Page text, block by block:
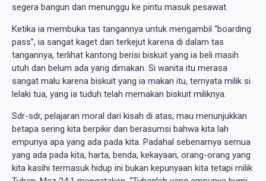
segera bangun dan menunggu ke pintu masuk pesawat.
Ketika ia membuka tas tangannya untuk mengambil “boarding
pass”, ia sangat kaget dan terkejut karena di dalam tas
tangannya, terlihat kantong berisi biskuit yang ia beli masih
utuh dan belum ada yang dimakan. Si wanita itu merasa
sangat malu karena biskuit yang ia makan itu, ternyata milik si
lelaki tua, yang ia tuduh telah memakan biskuit miliknya.
Sdr-sdr, pelajaran moral dari kisah di atas, mau menunjukkan
betapa sering kita berpikir dan berasumsi bahwa kita lah
empunya apa yang ada pada kita. Padahal sebenarnya semua
yang ada pada kita, harta, benda, kekayaan, orang-orang yang
kita kasihi termasuk hidup ini bukan kepunyaan kita tetapi milik